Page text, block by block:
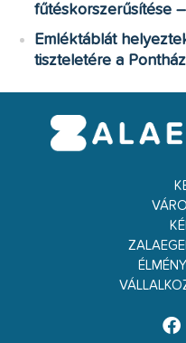
fűtéskorszerűsítése
Emléktáblát
tiszteletére a